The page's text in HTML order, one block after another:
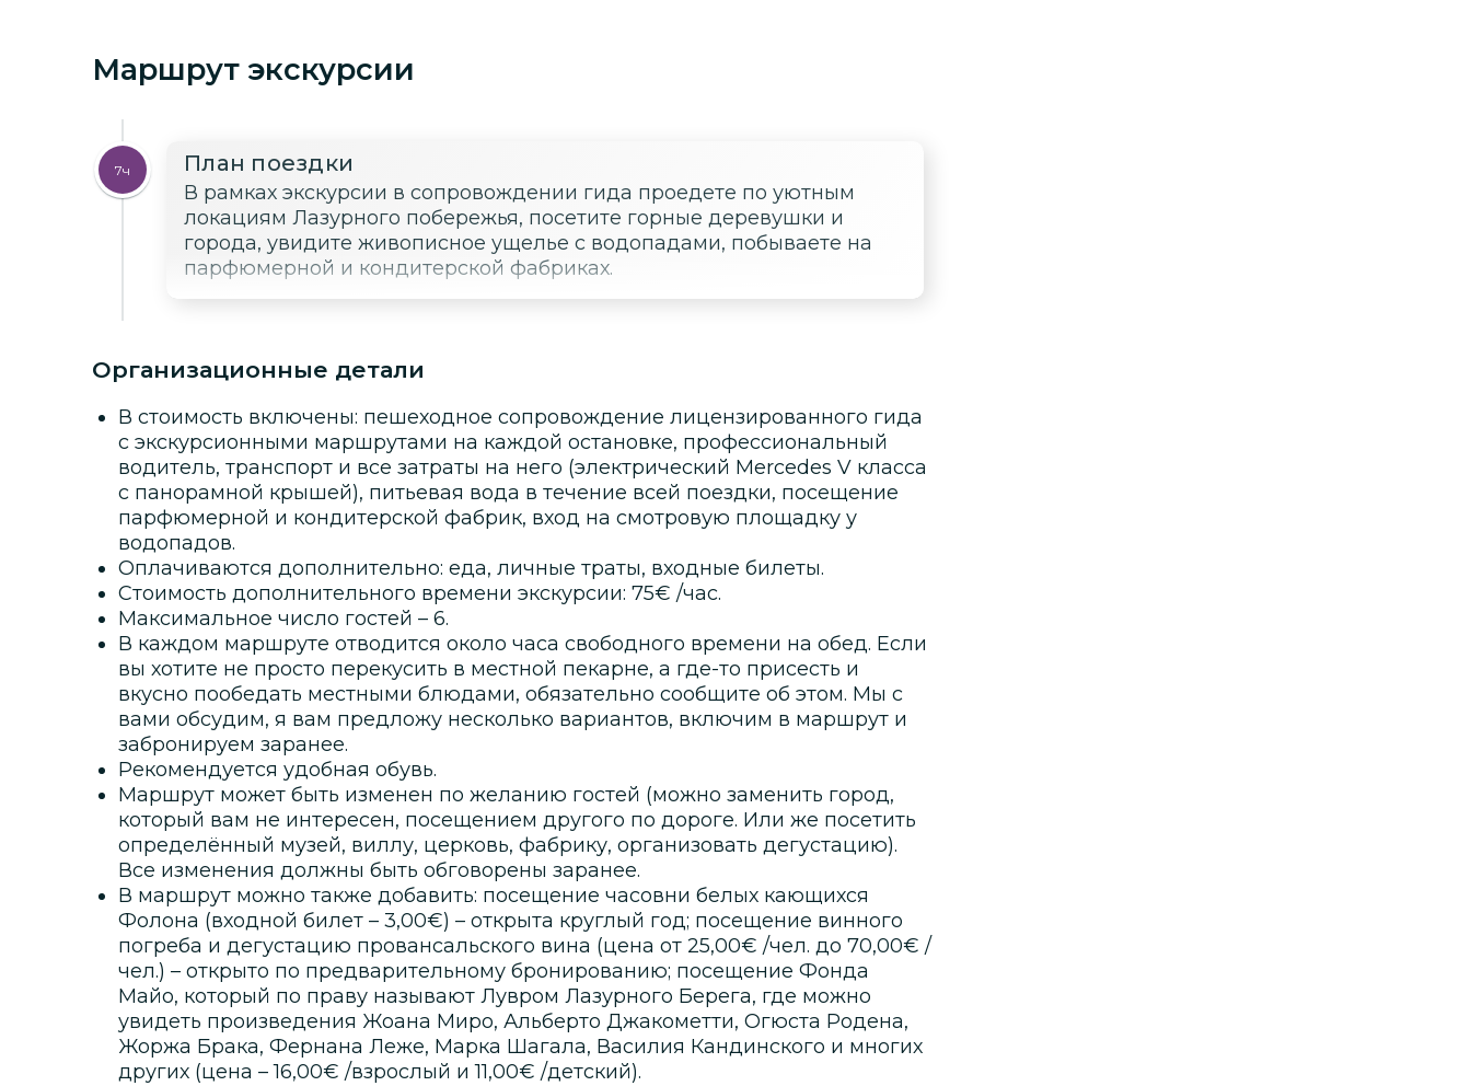
Маршрут экскурсии
7ч План поездки
В рамках экскурсии в сопровождении гида проедете по уютным
локациям Лазурного побережья, посетите горные деревушки и
города, увидите живописное ущелье с водопадами, побываете на
парфюмерной и кондитерской фабриках.
Организационные детали
В стоимость включены: пешеходное сопровождение лицензированного гида
с экскурсионными маршрутами на каждой остановке, профессиональный
водитель, транспорт и все затраты на него (электрический Mercedes V класса
с панорамной крышей), питьевая вода в течение всей поездки, посещение
парфюмерной и кондитерской фабрик, вход на смотровую площадку у
водопадов.
Оплачиваются дополнительно: еда, личные траты, входные билеты.
Стоимость дополнительного времени экскурсии: 75€ /час.
Максимальное число гостей – 6.
В каждом маршруте отводится около часа свободного времени на обед. Если
вы хотите не просто перекусить в местной пекарне, а где-то присесть и
вкусно пообедать местными блюдами, обязательно сообщите об этом. Мы с
вами обсудим, я вам предложу несколько вариантов, включим в маршрут и
забронируем заранее.
Рекомендуется удобная обувь.
Маршрут может быть изменен по желанию гостей (можно заменить город,
который вам не интересен, посещением другого по дороге. Или же посетить
определённый музей, виллу, церковь, фабрику, организовать дегустацию).
Все изменения должны быть обговорены заранее.
В маршрут можно также добавить: посещение часовни белых кающихся
Фолона (входной билет – 3,00€) – открыта круглый год; посещение винного
погреба и дегустацию провансальского вина (цена от 25,00€ /чел. до 70,00€ /
чел.) – открыто по предварительному бронированию; посещение Фонда
Майо, который по праву называют Лувром Лазурного Берега, где можно
увидеть произведения Жоана Миро, Альберто Джакометти, Огюста Родена,
Жоржа Брака, Фернана Леже, Марка Шагала, Василия Кандинского и многих
других (цена – 16,00€ /взрослый и 11,00€ /детский).